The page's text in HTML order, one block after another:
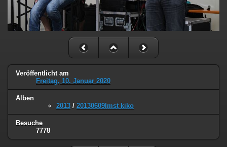
Veröffentlicht am
Freitag, 10. Januar 2020
Alben
2013 / 20130609Imst kiko
Besuche
7778